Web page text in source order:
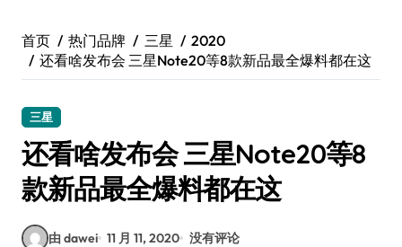
首页 热门品牌 三星
2020
还看啥发布会 三星Note20等8款新品最全爆料都在这
三星
还看啥发布会 三星Note20等8
款新品最全爆料都在这
由 dawei 11 月 11, 2020 没有评论